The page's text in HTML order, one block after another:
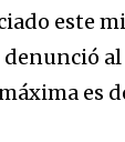
este
denunció
es